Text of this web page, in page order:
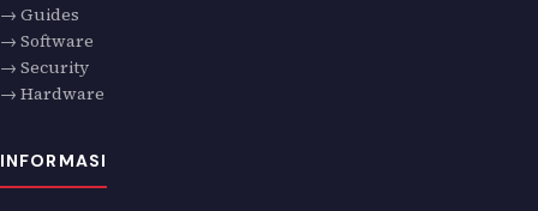
→ Guides
→ Software
→ Security
→ Hardware
INFORMASI